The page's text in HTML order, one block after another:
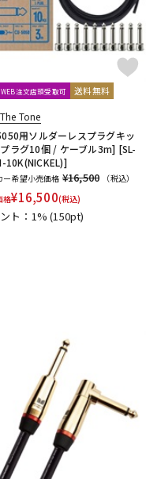
SNARK
laboratory
SONOTONE
Spider Capo
Sustainiac
SUZUKI
TAMA
TAURUS ARMY
THE ROCK SLIDE
Tim Bud
TINYBOY
TOMBO
TX TRIAL
TRICK
Turtle Wax
アルソ出版
ミュージック
パイパーズ
フェアリー
ヤマハミュージックメディア
山木秀夫コレクション
WEB注文店頭受取可 送料無料
Tone
用ソルダーレスプラグキッ
プラグ10個 / ケーブル3m] [SL-
10K(NICKEL)]
ー希望小売価格 ¥16,500
（税込）
格¥16,500(税込)
ト：1%(150pt)